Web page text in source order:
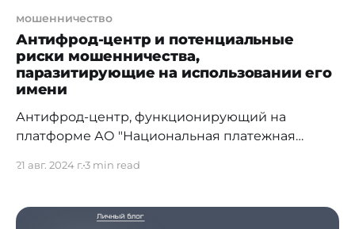
мошенничество
Антифрод-центр и потенциальные
риски мошенничества,
паразитирующие на использовании его
имени
Антифрод-центр, функционирующий на
платформе АО "Национальная платежная
финансовом секторе. Он обеспечивает
21 авг. 2024 г.3 min read